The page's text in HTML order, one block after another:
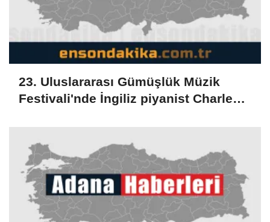
23. Uluslararası Gümüşlük Müzik
Festivali'nde İngiliz piyanist Charles